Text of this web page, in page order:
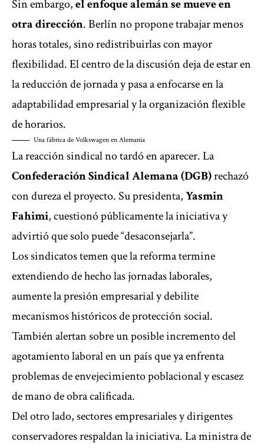
Sin embargo,el enfoque alemán se mueve en
otra dirección. Berlín no propone trabajar menos
horas totales, sino redistribuirlas con mayor
flexibilidad. El centro de la discusión deja de estar en
la reducción de jornada y pasa a enfocarse en la
adaptabilidad empresarial y la organización flexible
de horarios.
Una fábrica de Volkswagen en Alemania
La reacción sindical no tardó en aparecer. La
Confederación Sindical Alemana (DGB)rechazó
con dureza el proyecto. Su presidenta,Yasmin
Fahimi, cuestionó públicamente la iniciativa y
advirtió que solo puede “desaconsejarla”.
Los sindicatos temen que la reforma termine
extendiendo de hecho las jornadas laborales,
aumente la presión empresarial y debilite
mecanismos históricos de protección social.
También alertan sobre un posible incremento del
agotamiento laboral en un país que ya enfrenta
problemas de envejecimiento poblacional y escasez
de mano de obra calificada.
Del otro lado, sectores empresariales y dirigentes
conservadores respaldan la iniciativa. La ministra de